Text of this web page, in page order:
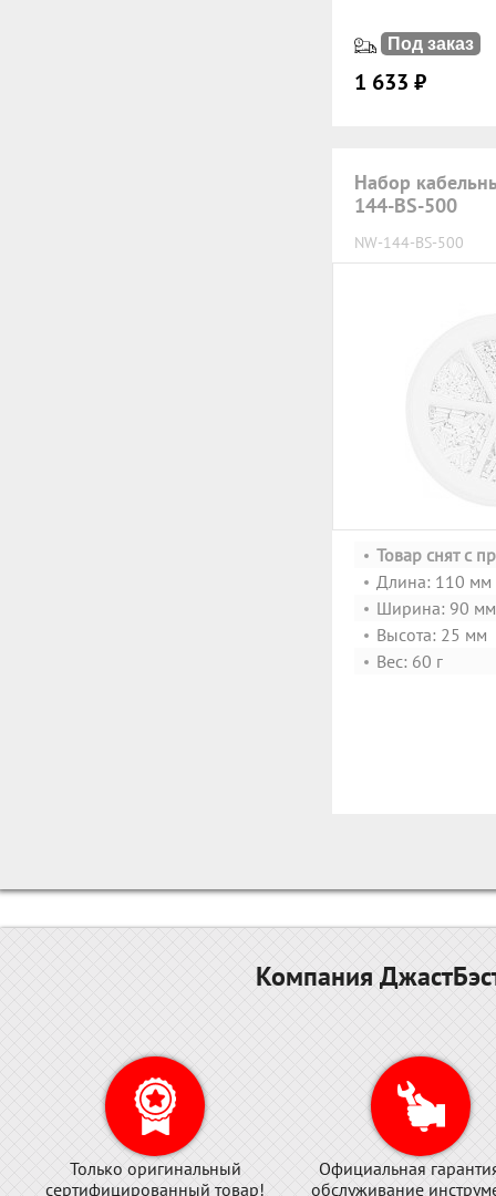
Под заказ
1 633 ₽
Набор
144-BS-500
NW-144-BS-500
Товар снят с
Длина: 110 мм
Ширина: 90 мм
Высота: 25 мм
Вес: 60 г
Компания
Только оригинальный
сертифицированный товар!
Официальная
обслуживание